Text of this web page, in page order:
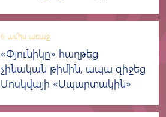
շնորհանդեսին
6 ամիս առաջ
«Փյունիկը» հաղթեց
չինական թիմին, ապա զիջեց
Մոսկվայի «Սպարտակին»